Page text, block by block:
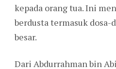
kepada orang tua. Ini
berdusta termasuk dosa-
besar.
Dari Abdurrahman bin